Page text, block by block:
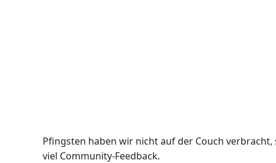
Pfingsten haben wir nicht auf der Couch
viel Community-Feedback.